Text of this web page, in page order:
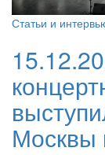
Статьи и